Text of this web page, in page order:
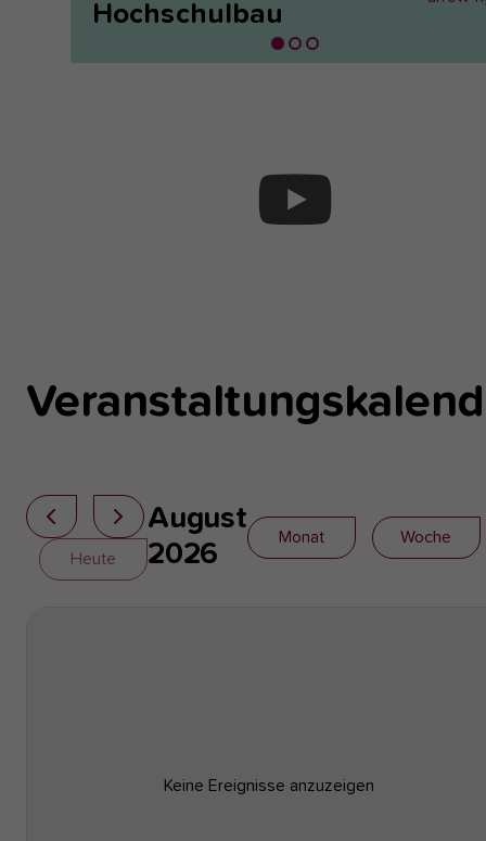
Hochschulbau
Heute
August
2026
Monat Woche
Keine Ereignisse anzuzeigen